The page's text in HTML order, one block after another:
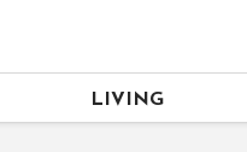
LIVING